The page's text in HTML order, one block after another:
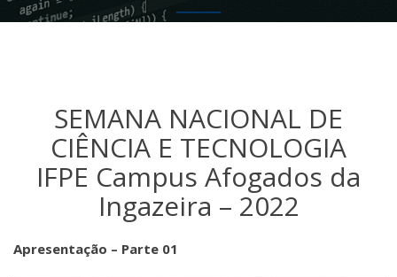
SEMANA NACIONAL DE
CIÊNCIA E TECNOLOGIA
IFPE Campus Afogados da
Ingazeira – 2022
Apresentação – Parte 01